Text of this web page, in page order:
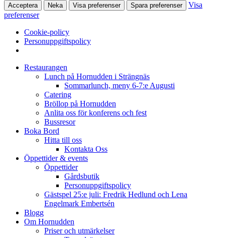
Acceptera Neka Visa preferenser Spara preferenser
Visa
preferenser
Cookie-policy
Personuppgiftspolicy
Restaurangen
Lunch på Hornudden i Strängnäs
Sommarlunch, meny 6-7:e Augusti
Catering
Bröllop på Hornudden
Anlita oss för konferens och fest
Bussresor
Boka Bord
Hitta till oss
Kontakta Oss
Öppettider & events
Öppettider
Gårdsbutik
Personuppgiftspolicy
Gästspel 25:e juli: Fredrik Hedlund och Lena
Engelmark Embertsén
Blogg
Om Hornudden
Priser och utmärkelser